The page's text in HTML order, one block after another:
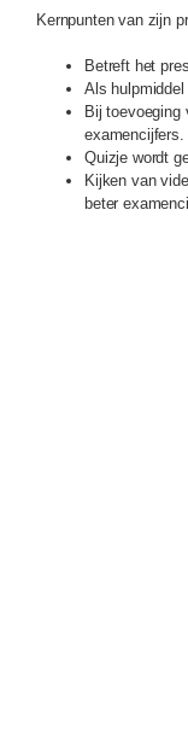
Kernpunten van zijn
Betreft het
Als
Bij toevoeging
examencijfers.
Quizje wordt
Kijken van
beter